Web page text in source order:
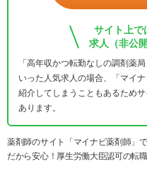
サイト上で
求人（非公
「高年収かつ転勤なしの調剤薬
いった人気求人の場合、「マイ
紹介してしまうこともあるため
あります。
薬剤師のサイト「マイナビ薬剤師」
だから安心！厚生労働大臣認可の転